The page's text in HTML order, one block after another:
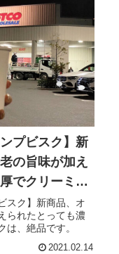
プビスク】新
の旨味が加え
でクリーミー
す。
スク】新商品、オ
られたとっても濃
は、絶品です。
2021.02.14